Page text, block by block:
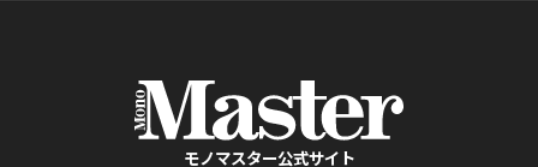
モノマスター公式サイト